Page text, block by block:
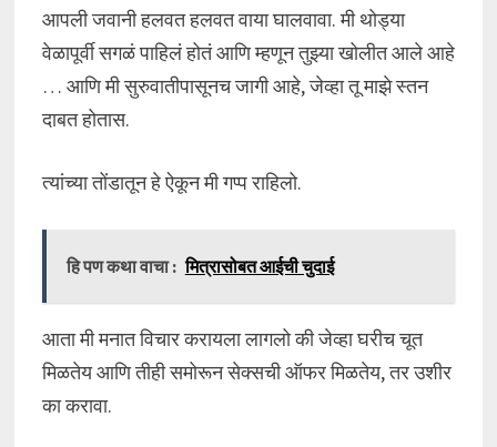
आपली जवानी हलवत हलवत वाया घालवावा. मी थोड्या
वेळापूर्वी सगळं पाहिलं होतं आणि म्हणून तुझ्या खोलीत आले आहे
… आणि मी सुरुवातीपासूनच जागी आहे, जेव्हा तू माझे स्तन
दाबत होतास.
त्यांच्या तोंडातून हे ऐकून मी गप्प राहिलो.
हि पण कथा वाचा : मित्रासोबत आईची चुदाई
आता मी मनात विचार करायला लागलो की जेव्हा घरीच चूत
मिळतेय आणि तीही समोरून सेक्सची ऑफर मिळतेय, तर उशीर
का करावा.